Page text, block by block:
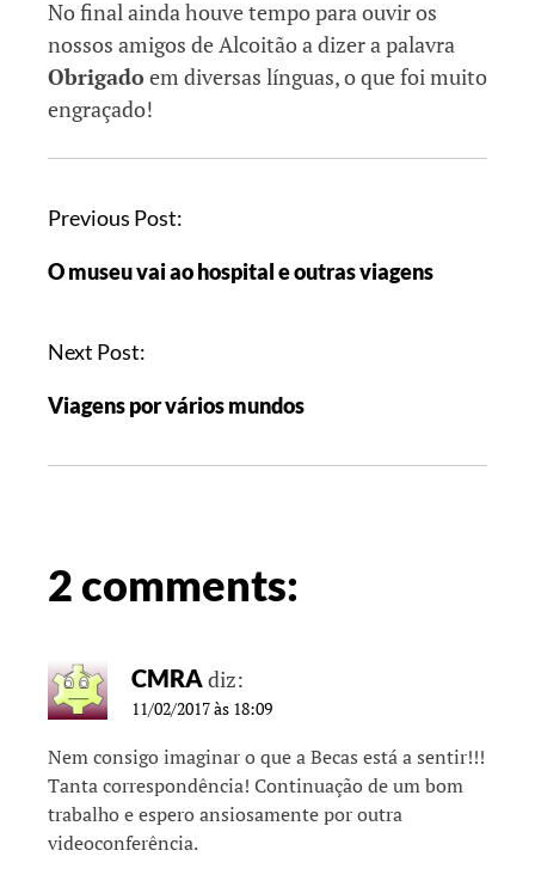
No final ainda houve tempo para ouvir os
nossos amigos de Alcoitão a dizer a palavra
Obrigado em diversas línguas, o que foi muito
engraçado!
Previous Post:
O museu vai ao hospital e outras viagens
Next Post:
Viagens por vários mundos
2 comments:
CMRAdiz:
11/02/2017 às 18:09
Nem consigo imaginar o que a Becas está a sentir!!!
Tanta correspondência! Continuação de um bom
trabalho e espero ansiosamente por outra
videoconferência.